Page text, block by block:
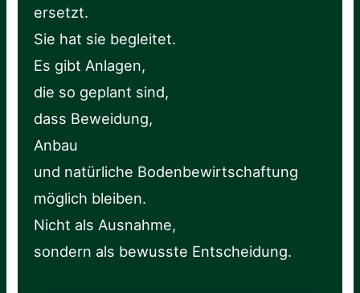
ersetzt.
Sie hat sie begleitet.
Es gibt Anlagen,
die so geplant sind,
dass Beweidung,
Anbau
und natürliche Bodenbewirtschaftung
möglich bleiben.
Nicht als Ausnahme,
sondern als bewusste Entscheidung.